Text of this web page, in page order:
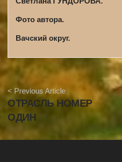
Фото автора.
Вачский округ.
r
t
i
< Previous Article
ОТРАСЛЬ НОМЕР
ОДИН